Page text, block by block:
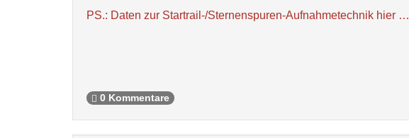
PS.: Daten zur Startrail-/Sternenspuren-Aufnahmetechnik hier …
0 Kommentare